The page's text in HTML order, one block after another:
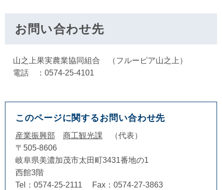
お問い合わせ先
山之上果実農業協同組合 （フルーピア山之上）
電話 ：0574-25-4101
このページに関するお問い合わせ先
産業振興部 商工観光課
代表
〒505-8606
岐阜県美濃加茂市太田町3431番地の1
西館3階
Tel：0574-25-2111
Fax：0574-27-3863